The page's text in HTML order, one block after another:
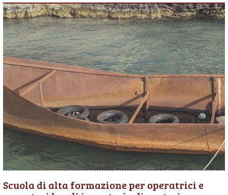
Scuola di alta formazione per operatrici e